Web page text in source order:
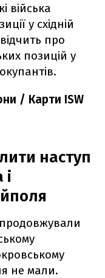
війська
у східній
про
позицій у
/ Карти ISW
наступ
продовжували
не мали.